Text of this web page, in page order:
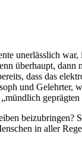
unerlässlich war,
überhaupt, dann
dass das
und Gelehrter,
beizubringen?
in aller